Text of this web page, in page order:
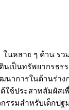
าย ๆ ด้าน รว
เป็นทรัพยากร
าการในด้านร่
ใช้ประสาทสัมผั
มสำหรับเด็กป